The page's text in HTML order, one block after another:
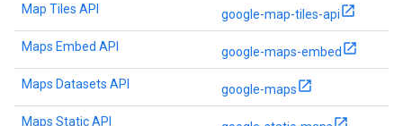
Map Tiles API google-map-tiles-api
Maps Embed API google-maps-embed
Maps Datasets API google-maps
Maps Static API